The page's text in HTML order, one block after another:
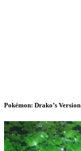
Pokémon: Drako’s Version